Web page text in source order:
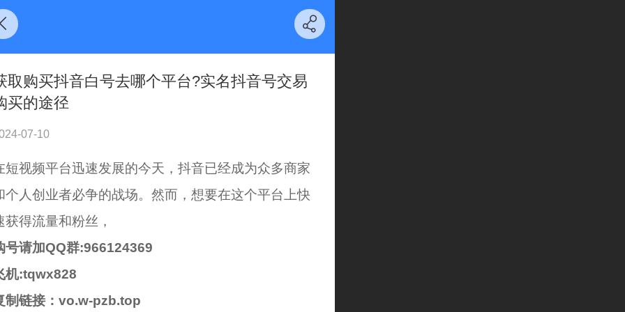
取购买抖音白号去哪个平台?实名抖音号交易
买的途径
07-10
短视频平台迅速发展的今天，抖音已经成为众多商家
个人创业者必争的战场。然而，想要在这个平台上快
获得流量和粉丝，
号请加QQ群:966124369
机:tqwx828
制链接：vo.w-pzb.top